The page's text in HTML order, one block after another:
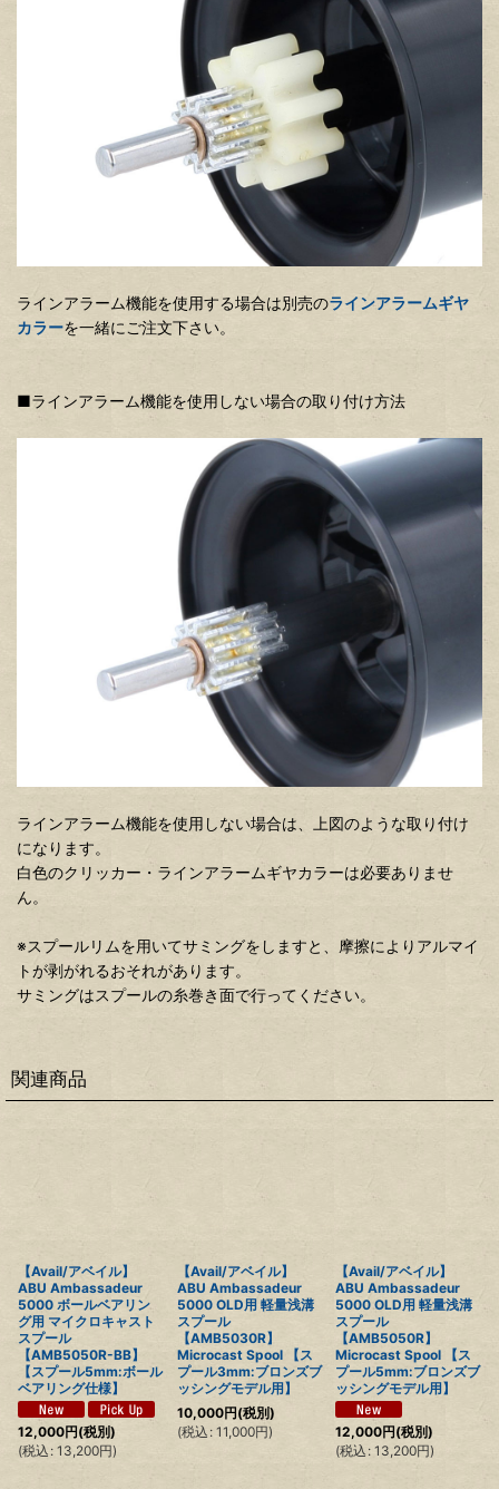
ラインアラーム機能を使用する場合は別売のラインアラームギヤ
カラーを一緒にご注文下さい。
■ラインアラーム機能を使用しない場合の取り付け方法
ラインアラーム機能を使用しない場合は、上図のような取り付け
になります。
白色のクリッカー・ラインアラームギヤカラーは必要ありませ
ん。
※スプールリムを用いてサミングをしますと、摩擦によりアルマイ
トが剥がれるおそれがあります。
サミングはスプールの糸巻き面で行ってください。
関連商品
【Avail/アベイル】
ABU Ambassadeur
5000 ボールベアリン
グ用 マイクロキャスト
スプール
【AMB5050R-BB】
【スプール5mm:ボール
ベアリング仕様】
12,000円(税別)
(税込 : 13,200円)
【Avail/アベイル】
ABU Ambassadeur
5000 OLD用 軽量浅溝
スプール
【AMB5030R】
Microcast Spool 【ス
プール3mm:ブロンズブ
ッシングモデル用】
10,000円(税別)
(税込 : 11,000円)
【Avail/アベイル】
ABU Ambassadeur
5000 OLD用 軽量浅溝
スプール
【AMB5050R】
Microcast Spool 【ス
プール5mm:ブロンズブ
ッシングモデル用】
12,000円(税別)
(税込 : 13,200円)